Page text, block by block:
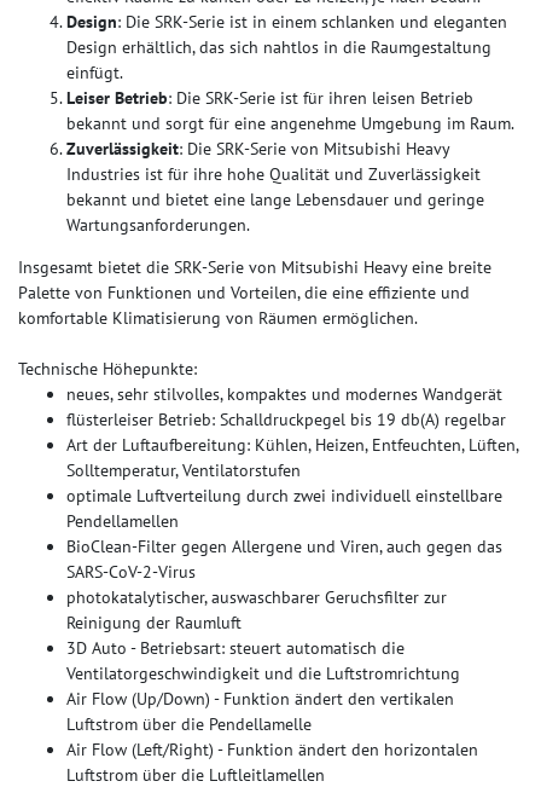
Design: Die SRK-Serie ist in einem schlanken und eleganten
Design erhältlich, das sich nahtlos in die Raumgestaltung
einfügt.
Leiser Betrieb: Die SRK-Serie ist für ihren leisen Betrieb
bekannt und sorgt für eine angenehme Umgebung im Raum.
Zuverlässigkeit: Die SRK-Serie von Mitsubishi Heavy
Industries ist für ihre hohe Qualität und Zuverlässigkeit
bekannt und bietet eine lange Lebensdauer und geringe
Wartungsanforderungen.
Insgesamt bietet die SRK-Serie von Mitsubishi Heavy eine breite
Palette von Funktionen und Vorteilen, die eine effiziente und
komfortable Klimatisierung von Räumen ermöglichen.
Technische Höhepunkte:
neues, sehr stilvolles, kompaktes und modernes Wandgerät
flüsterleiser Betrieb: Schalldruckpegel bis 19 db(A) regelbar
Art der Luftaufbereitung: Kühlen, Heizen, Entfeuchten, Lüften,
Solltemperatur, Ventilatorstufen
optimale Luftverteilung durch zwei individuell einstellbare
Pendellamellen
BioClean-Filter gegen Allergene und Viren, auch gegen das
SARS-CoV-2-Virus
photokatalytischer, auswaschbarer Geruchsfilter zur
Reinigung der Raumluft
3D Auto - Betriebsart: steuert automatisch die
Ventilatorgeschwindigkeit und die Luftstromrichtung
Air Flow (Up/Down) - Funktion ändert den vertikalen
Luftstrom über die Pendellamelle
Air Flow (Left/Right) - Funktion ändert den horizontalen
Luftstrom über die Luftleitlamellen